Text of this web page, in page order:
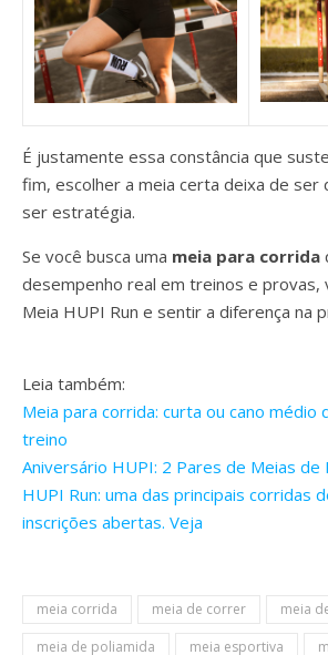
É justamente essa constância que
fim, escolher a meia certa deixa de ser
ser estratégia.
Se você busca uma meia para corrida
desempenho real em treinos e provas,
Meia HUPI Run e sentir a diferença na
Leia também:
Meia para corrida: curta ou cano médio
treino
Aniversário HUPI: 2 Pares de Meias de
HUPI Run: uma das principais corridas
inscrições abertas. Veja
meia corrida meia de correr
meia
meia de poliamida
meia esportiva